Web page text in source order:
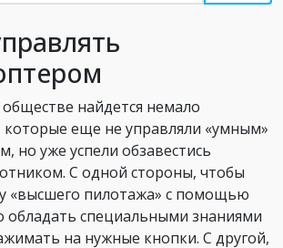
найдется немало
которые еще не управляли «умным»
но уже успели обзавестись
С одной стороны, чтобы
«высшего пилотажа» с помощью
обладать специальными знаниями
на нужные кнопки. С другой,